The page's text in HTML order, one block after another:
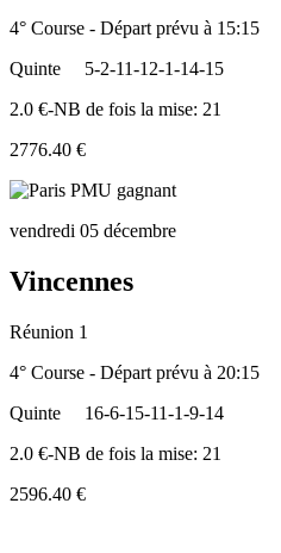
4° Course - Départ prévu à 15:15
Quinte
5-2-11-12-1-14-15
2.0 €-NB de fois la mise: 21
2776.40 €
vendredi 05 décembre
Vincennes
Réunion 1
4° Course - Départ prévu à 20:15
Quinte
16-6-15-11-1-9-14
2.0 €-NB de fois la mise: 21
2596.40 €